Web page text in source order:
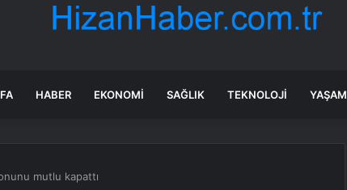
HABER EKONOMI SAĞLIK TEKNOLOJI YAŞAM
mutlu kapattı